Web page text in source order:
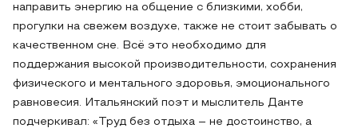
направить энергию на общение с близкими, хобби,
прогулки на свежем воздухе, также не стоит забывать о
качественном сне. Всё это необходимо для
поддержания высокой производительности, сохранения
физического и ментального здоровья, эмоционального
равновесия. Итальянский поэт и мыслитель Данте
подчеркивал: «Труд без отдыха – не достоинство, а